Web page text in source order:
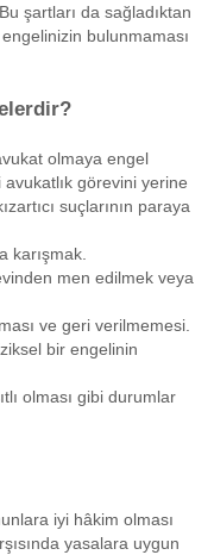
şartları da sağladıktan
bulunmaması
olmaya engel
görevini yerine
suçlarının paraya
karışmak.
men edilmek veya
ve geri verilmemesi.
bir engelinin
olması gibi durumlar
iyi hâkim olması
yasalara uygun